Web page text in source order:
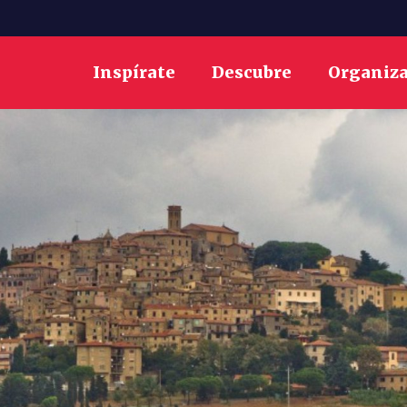
Inspírate Descubre Organiza